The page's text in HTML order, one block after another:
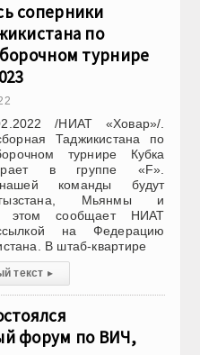
соперники
по
турнире
/НИАТ «Ховар»/.
Таджикистана по
турнире Кубка
в группе «F».
команды будут
Мьянмы и
этом сообщает НИАТ
на Федерацию
В штаб-квартире
текст ▸
форум по ВИЧ,